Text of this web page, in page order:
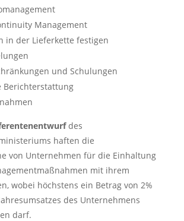
Management
in der Lieferkette festigen
und Schulungen
Berichterstattung
des
haften die
von Unternehmen für die Einhaltung
mit ihrem
wobei höchstens ein Betrag von 2%
des Unternehmens
darf.